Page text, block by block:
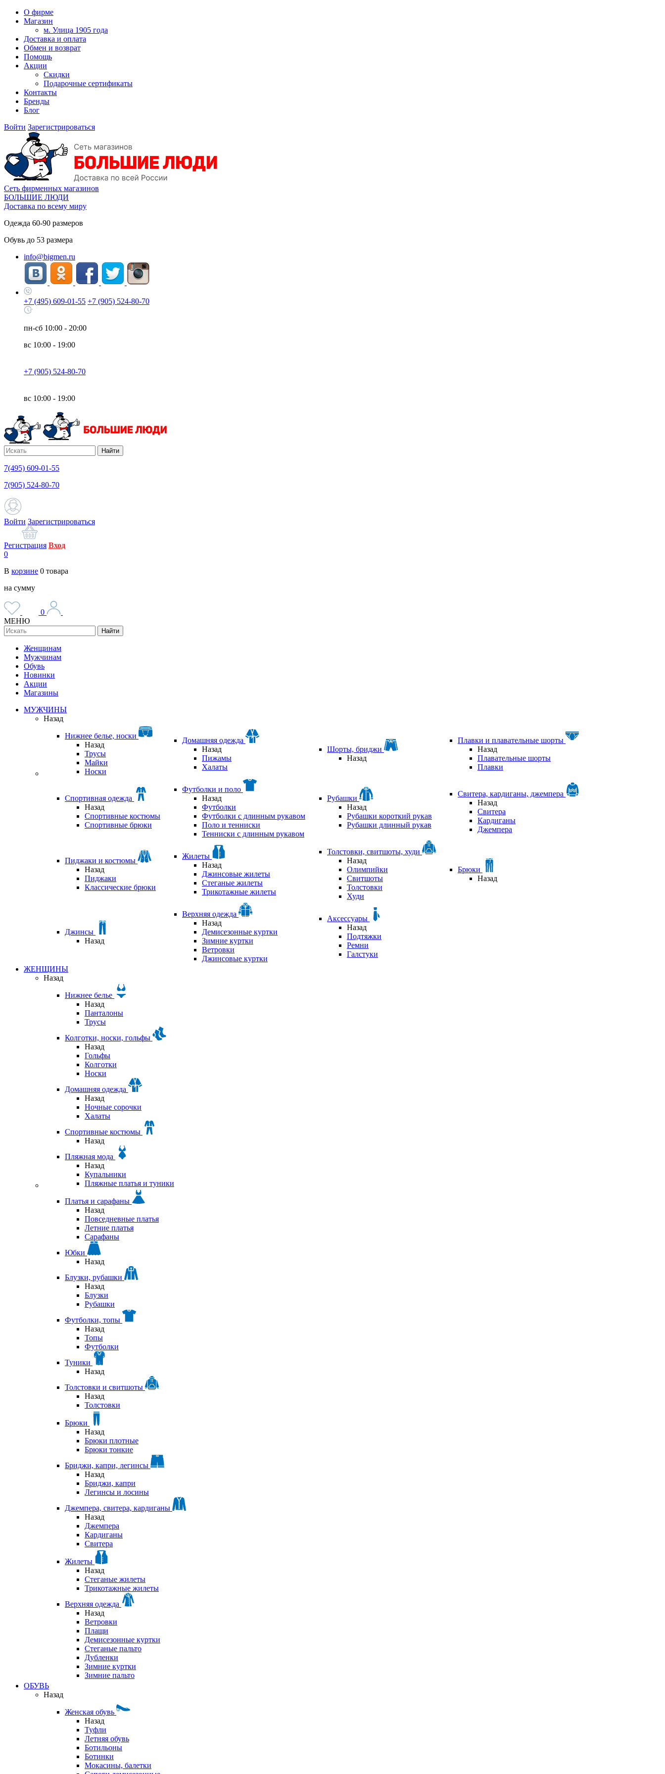
О фирме
Магазин
м. Улица 1905 года
Доставка и оплата
Обмен и возврат
Помощь
Акции
Скидки
Подарочные сертификаты
Контакты
Бренды
Блог
Войти Зарегистрироваться
Сеть фирменных магазинов
БОЛЬШИЕ ЛЮДИ
Доставка по всему миру
Одежда 60-90 размеров
Обувь до 53 размера
info@bigmen.ru
+7 (495) 609-01-55 +7 (905) 524-80-70
пн-сб 10:00 - 20:00
вс 10:00 - 19:00
+7 (905) 524-80-70
вс 10:00 - 19:00
Найти
7(495) 609-01-55
7(905) 524-80-70
Войти Зарегистрироваться
Регистрация Вход
0
В корзине 0 товара
на сумму
0
МЕНЮ
Найти
Женщинам
Мужчинам
Обувь
Новинки
Акции
Магазины
МУЖЧИНЫ
Назад
Нижнее белье, носки
Назад
Трусы
Майки
Носки
Домашняя одежда
Назад
Пижамы
Халаты
Шорты, бриджи
Назад
Плавки и плавательные шорты
Назад
Плавательные шорты
Плавки
Спортивная одежда
Назад
Спортивные костюмы
Спортивные брюки
Футболки и поло
Назад
Футболки
Футболки с длинным рукавом
Поло и тенниски
Тенниски с длинным рукавом
Рубашки
Назад
Рубашки короткий рукав
Рубашки длинный рукав
Свитера, кардиганы, джемпера
Назад
Свитера
Кардиганы
Джемпера
Пиджаки и костюмы
Назад
Пиджаки
Классические брюки
Жилеты
Назад
Джинсовые жилеты
Стеганые жилеты
Трикотажные жилеты
Толстовки, свитшоты, худи
Назад
Олимпийки
Свитшоты
Толстовки
Худи
Брюки
Назад
Джинсы
Назад
Верхняя одежда
Назад
Демисезонные куртки
Зимние куртки
Ветровки
Джинсовые куртки
Аксессуары
Назад
Подтяжки
Ремни
Галстуки
ЖЕНЩИНЫ
Назад
Нижнее белье
Назад
Панталоны
Трусы
Колготки, носки, гольфы
Назад
Гольфы
Колготки
Носки
Домашняя одежда
Назад
Ночные сорочки
Халаты
Спортивные костюмы
Назад
Пляжная мода
Назад
Купальники
Пляжные платья и туники
Платья и сарафаны
Назад
Повседневные платья
Летние платья
Сарафаны
Юбки
Назад
Блузки, рубашки
Назад
Блузки
Рубашки
Футболки, топы
Назад
Топы
Футболки
Туники
Назад
Толстовки и свитшоты
Назад
Толстовки
Брюки
Назад
Брюки плотные
Брюки тонкие
Бриджи, капри, легинсы
Назад
Бриджи, капри
Легинсы и лосины
Джемпера, свитера, кардиганы
Назад
Джемпера
Кардиганы
Свитера
Жилеты
Назад
Стеганые жилеты
Трикотажные жилеты
Верхняя одежда
Назад
Ветровки
Плащи
Демисезонные куртки
Стеганые пальто
Дубленки
Зимние куртки
Зимние пальто
ОБУВЬ
Назад
Женская обувь
Назад
Туфли
Летняя обувь
Ботильоны
Ботинки
Мокасины, балетки